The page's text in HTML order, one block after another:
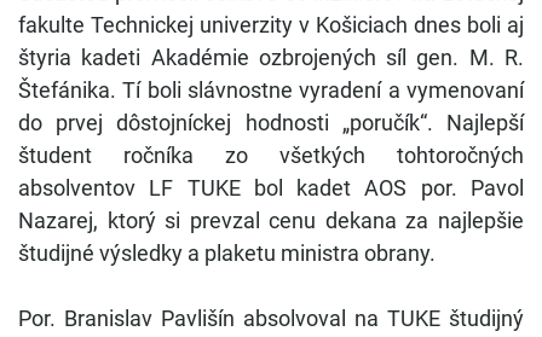
fakulte Technickej univerzity v Košiciach dnes boli aj
štyria kadeti Akadémie ozbrojených síl gen. M. R.
Štefánika. Tí boli slávnostne vyradení a vymenovaní
do prvej dôstojníckej hodnosti „poručík“. Najlepší
študent ročníka zo všetkých tohtoročných
absolventov LF TUKE bol kadet AOS por. Pavol
Nazarej, ktorý si prevzal cenu dekana za najlepšie
študijné výsledky a plaketu ministra obrany.
Por. Branislav Pavlišín absolvoval na TUKE študijný